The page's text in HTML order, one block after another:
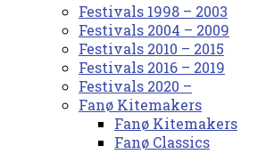
Festivals 1998 – 2003
Festivals 2004 – 2009
Festivals 2010 – 2015
Festivals 2016 – 2019
Festivals 2020 –
Fanø Kitemakers
Fanø Kitemakers
Fanø Classics